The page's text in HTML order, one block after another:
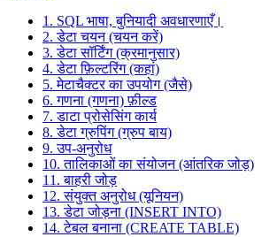
1. SQL भाषा, बुनियादी अवधारणाएँ।
2. डेटा चयन (चयन करें)
3. डेटा सॉर्टिंग (क्रमानुसार)
4. डेटा फ़िल्टरिंग (कहां)
5. मेटाचैक्टर का उपयोग (जैसे)
6. गणना (गणना) फ़ील्ड
7. डाटा प्रोसेसिंग कार्य
8. डेटा ग्रुपिंग (ग्रुप बाय)
9. उप-अनुरोध
10. तालिकाओं का संयोजन (आंतरिक जोड़)
11. बाहरी जोड़
12. संयुक्त अनुरोध (यूनियन)
13. डेटा जोड़ना (INSERT INTO)
14. टेबल बनाना (CREATE TABLE)